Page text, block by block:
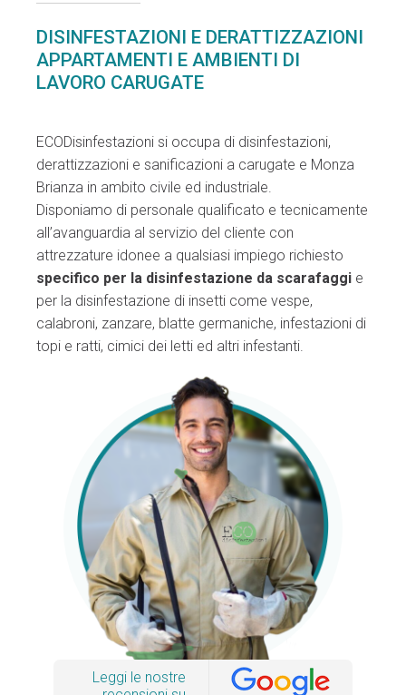
DISINFESTAZIONI E DERATTIZZAZIONI
APPARTAMENTI E AMBIENTI DI
LAVORO CARUGATE
ECODisinfestazioni si occupa di disinfestazioni,
derattizzazioni e sanificazioni a carugate e Monza
Brianza in ambito civile ed industriale.
Disponiamo di personale qualificato e tecnicamente
all’avanguardia al servizio del cliente con
attrezzature idonee a qualsiasi impiego richiesto
specifico per la disinfestazione da scarafaggi e
per la disinfestazione di insetti come vespe,
calabroni, zanzare, blatte germaniche, infestazioni di
topi e ratti, cimici dei letti ed altri infestanti.
Leggi le nostre